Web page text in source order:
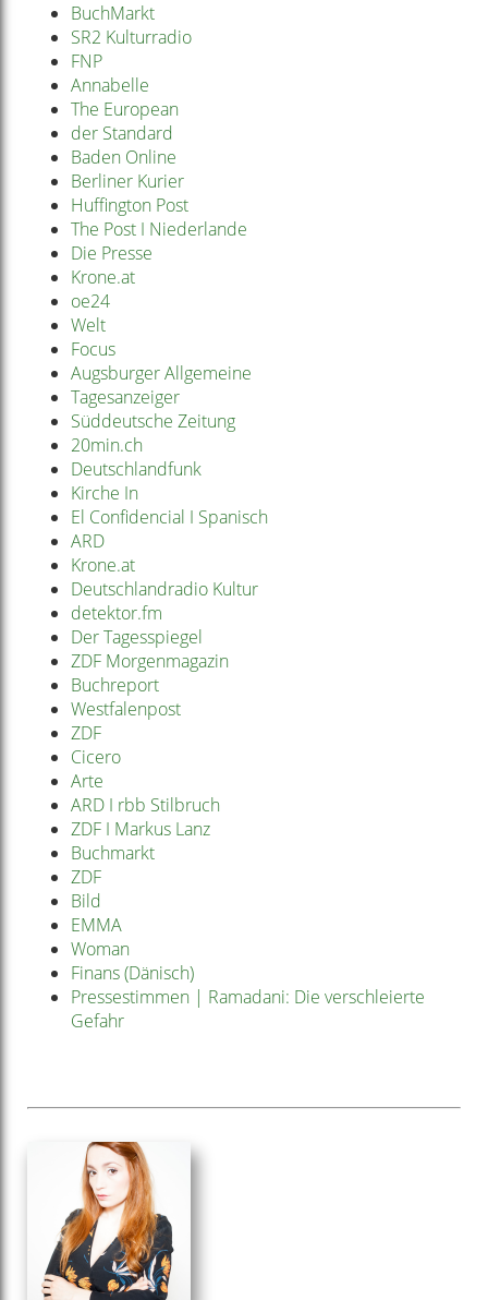
BuchMarkt
SR2 Kulturradio
FNP
Annabelle
The European
der Standard
Baden Online
Berliner Kurier
Huffington Post
The Post I Niederlande
Die Presse
Krone.at
oe24
Welt
Focus
Augsburger Allgemeine
Tagesanzeiger
Süddeutsche Zeitung
20min.ch
Deutschlandfunk
Kirche In
El Confidencial I Spanisch
ARD
Krone.at
Deutschlandradio Kultur
detektor.fm
Der Tagesspiegel
ZDF Morgenmagazin
Buchreport
Westfalenpost
ZDF
Cicero
Arte
ARD I rbb Stilbruch
ZDF I Markus Lanz
Buchmarkt
ZDF
Bild
EMMA
Woman
Finans (Dänisch)
Pressestimmen | Ramadani: Die verschleierte
Gefahr